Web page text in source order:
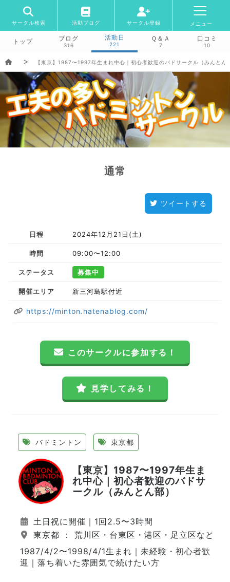
サークル検索 活動ブログ サークル登録 メニュー
トップ ブログ
316
活動日
221
Ｑ＆Ａ
7
口コミ
10
【東京】1987〜1997年生まれ中心｜初心者歓迎のバドサークル（みんとん
通常
ツイートする
日程 2024年12月21日(土)
時間 09:00〜12:00
ステータス 募集中
開催エリア 新三河島駅付近
https://minton.hatenablog.com/
このサークルに参加する！
見学してみる！
バドミントン 東京都
【東京】1987〜1997年生ま
れ中心｜初心者歓迎のバドサ
ークル（みんとん部）
土日祝に開催｜1回2.5〜3時間
東京都 ： 荒川区・台東区・港区・足立区など（
1987/4/2〜1998/4/1生まれ｜未経験・初心者歓
迎｜落ち着いた雰囲気で続けたい方